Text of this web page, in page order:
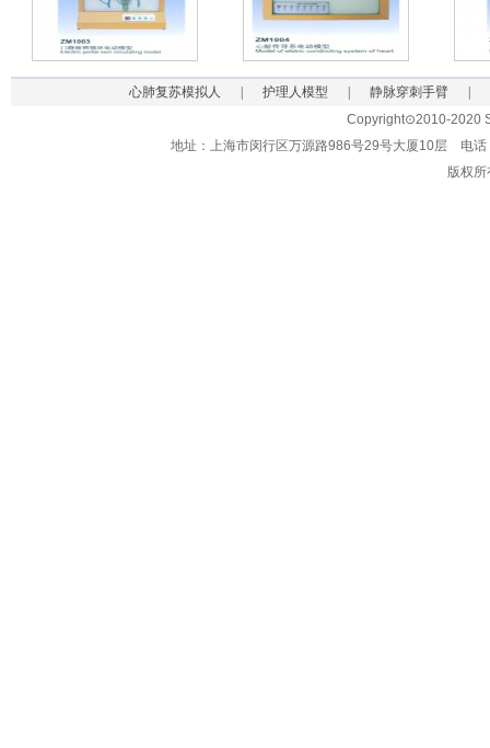
心肺复苏模拟人 护理人模型 静脉穿刺手臂
Copyright⊙2010-2020
地址：上海市闵行区万源路986号29号大厦10层 电
版权